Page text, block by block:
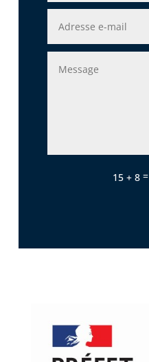
15 + 8=